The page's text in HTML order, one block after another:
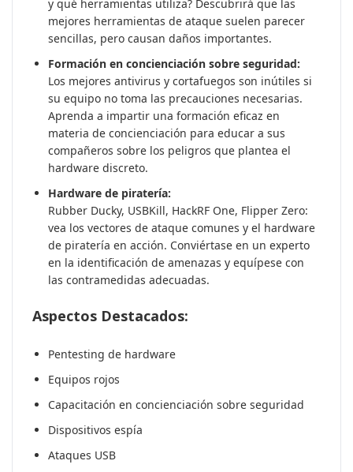
y qué herramientas utiliza? Descubrirá que las
mejores herramientas de ataque suelen parecer
sencillas, pero causan daños importantes.
Formación en concienciación sobre seguridad:
Los mejores antivirus y cortafuegos son inútiles si
su equipo no toma las precauciones necesarias.
Aprenda a impartir una formación eficaz en
materia de concienciación para educar a sus
compañeros sobre los peligros que plantea el
hardware discreto.
Hardware de piratería:
Rubber Ducky, USBKill, HackRF One, Flipper Zero:
vea los vectores de ataque comunes y el hardware
de piratería en acción. Conviértase en un experto
en la identificación de amenazas y equípese con
las contramedidas adecuadas.
Aspectos Destacados:
Pentesting de hardware
Equipos rojos
Capacitación en concienciación sobre seguridad
Dispositivos espía
Ataques USB